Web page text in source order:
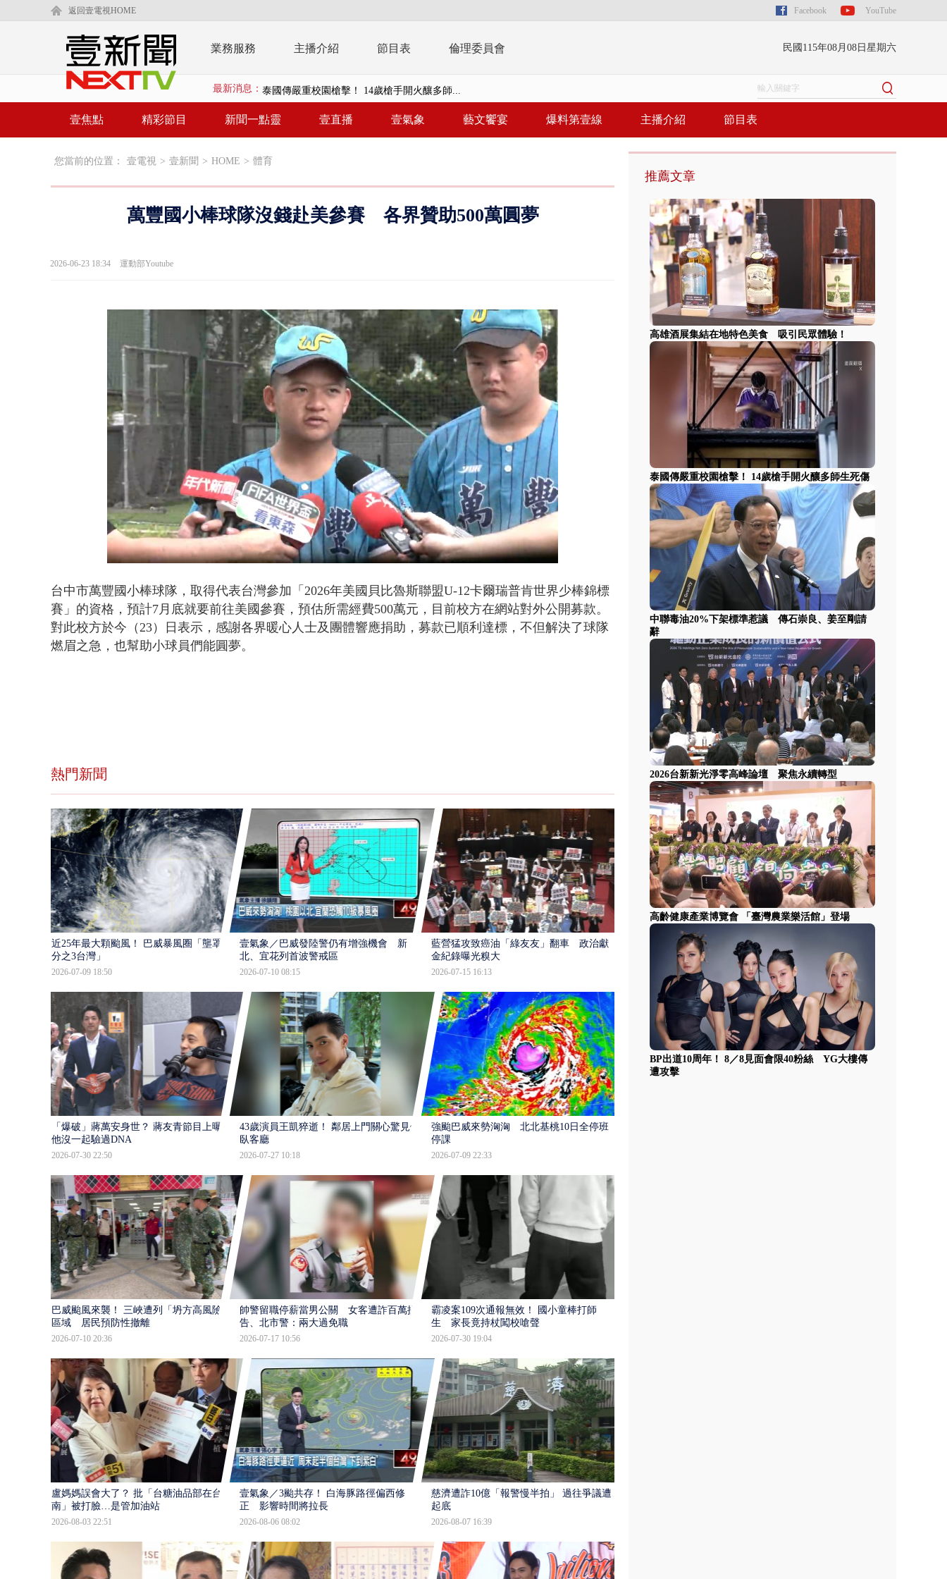
返回壹電視HOME Facebook YouTube
業務服務 主播介紹 節目表 倫理委員會 民國115年08月08日星期六
最新消息： 泰國傳嚴重校園槍擊！ 14歲槍手開火釀多師...
中聯毒油20%下架標準惹議 傳石崇良、姜至...
白海豚海警！ 雨彈將炸台中以北 不排除明...
沖繩機場航班取消！ 滯留旅客「拚手速」搶...
壹焦點 精彩節目 新聞一點靈 壹直播 壹氣象 藝文饗宴 爆料第壹線 主播介紹 節目表
您當前的位置： 壹電視 > 壹新聞 > HOME > 體育
萬豐國小棒球隊沒錢赴美參賽 各界贊助500萬圓夢
2026-06-23 18:34 運動部Youtube
Unmute Loaded:
50.31%
台中市萬豐國小棒球隊，取得代表台灣參加「2026年美國貝比魯斯聯盟U-12卡爾瑞普肯世界少棒錦標
賽」的資格，預計7月底就要前往美國參賽，預估所需經費500萬元，目前校方在網站對外公開募款。
對此校方於今（23）日表示，感謝各界暖心人士及團體響應捐助，募款已順利達標，不但解決了球隊
燃眉之急，也幫助小球員們能圓夢。
熱門新聞
近25年最大顆颱風！ 巴威暴風圈「壟罩4
分之3台灣」
2026-07-09 18:50
壹氣象／巴威發陸警仍有增強機會 新
北、宜花列首波警戒區
2026-07-10 08:15
藍營猛攻致癌油「綠友友」翻車 政治獻
金紀錄曝光糗大
2026-07-15 16:13
「爆破」蔣萬安身世？ 蔣友青節目上曝：
他沒一起驗過DNA
2026-07-30 22:50
43歲演員王凱猝逝！ 鄰居上門關心驚見倒
臥客廳
2026-07-27 10:18
強颱巴威來勢洶洶 北北基桃10日全停班
停課
2026-07-09 22:33
巴威颱風來襲！ 三峽遭列「坍方高風險」
區域 居民預防性撤離
2026-07-10 20:36
帥警留職停薪當男公關 女客遭詐百萬提
告、北市警：兩大過免職
2026-07-17 10:56
霸凌案109次通報無效！ 國小童棒打師
生 家長竟持杖闖校嗆聲
2026-07-30 19:04
盧媽媽誤會大了？ 批「台糖油品部在台
南」被打臉…是管加油站
2026-08-03 22:51
壹氣象／3颱共存！ 白海豚路徑偏西修
正 影響時間將拉長
2026-08-06 08:02
慈濟遭詐10億「報警慢半拍」 過往爭議遭
起底
2026-08-07 16:39
推薦文章
高雄酒展集結在地特色美食 吸引民眾體驗！
泰國傳嚴重校園槍擊！ 14歲槍手開火釀多師生死傷
中聯毒油20%下架標準惹議 傳石崇良、姜至剛請
辭
2026台新新光淨零高峰論壇 聚焦永續轉型
高齡健康產業博覽會 「臺灣農業樂活館」登場
BP出道10周年！ 8／8見面會限40粉絲 YG大樓傳
遭攻擊